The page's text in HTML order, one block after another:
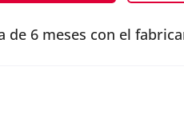
de 6 meses con el